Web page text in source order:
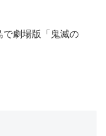
で劇場版「鬼滅の